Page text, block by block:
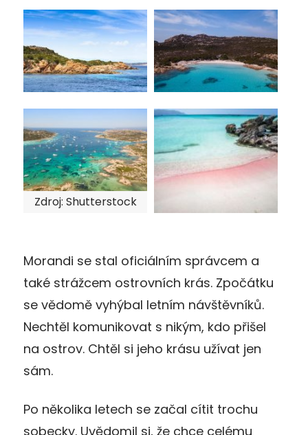
Zdroj: Shutterstock
Morandi se stal oficiálním správcem a
také strážcem ostrovních krás. Zpočátku
se vědomě vyhýbal letním návštěvníků.
Nechtěl komunikovat s nikým, kdo přišel
na ostrov. Chtěl si jeho krásu užívat jen
sám.
Po několika letech se začal cítit trochu
sobecky. Uvědomil si, že chce celému